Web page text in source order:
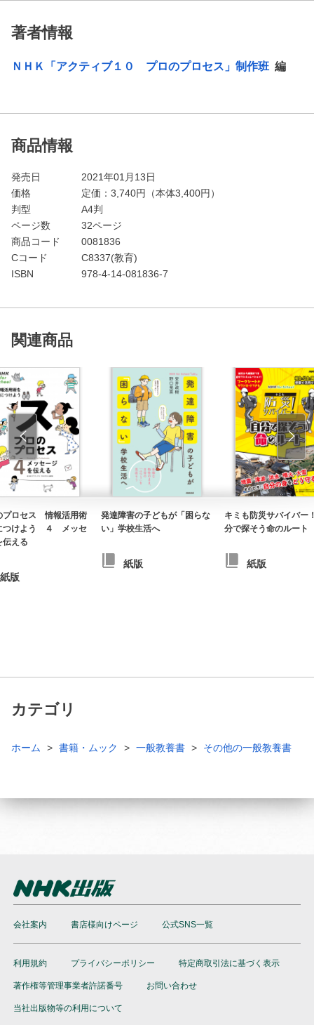
著者情報
ＮＨＫ「アクティブ１０ プロのプロセス」制作班 編
商品情報
発売日
2021年01月13日
価格
定価： 3,740円（本体3,400円）
判型
A4判
ページ数
32ページ
商品コード
0081836
Cコード
C8337(教育)
ISBN
978-4-14-081836-7
関連商品
プロセス 情報活用術
つけよう ４ メッセ
伝える
紙版
発達障害の子どもが「困らな
い」学校生活へ
紙版
キミも防災サバイバ
分で探そう命のルート
紙版
カテゴリ
ホーム 書籍・ムック 一般教養書 その他の一般教養書
会社案内 書店様向けページ 公式SNS一覧
利用規約 プライバシーポリシー 特定商取引法に基づく表示
著作権等管理事業者許諾番号 お問い合わせ
当社出版物等の利用について